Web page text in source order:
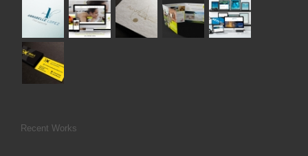
Recent Works